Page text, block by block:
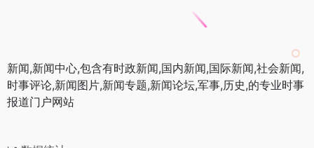
新闻,新闻中心,包含有时政新闻,国内新闻,国际新闻,社会新闻,
时事评论,新闻图片,新闻专题,新闻论坛,军事,历史,的专业时事
报道门户网站